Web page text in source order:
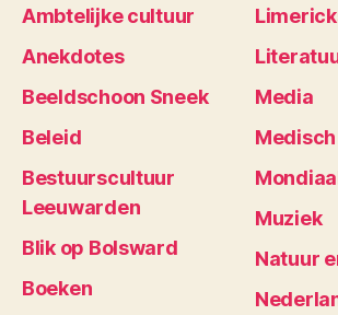
Ambtelijke cultuur
Anekdotes
Beeldschoon Sneek
Beleid
Bestuurscultuur
Leeuwarden
Blik op Bolsward
Boeken
Media
Medisch
Muziek
Natuur